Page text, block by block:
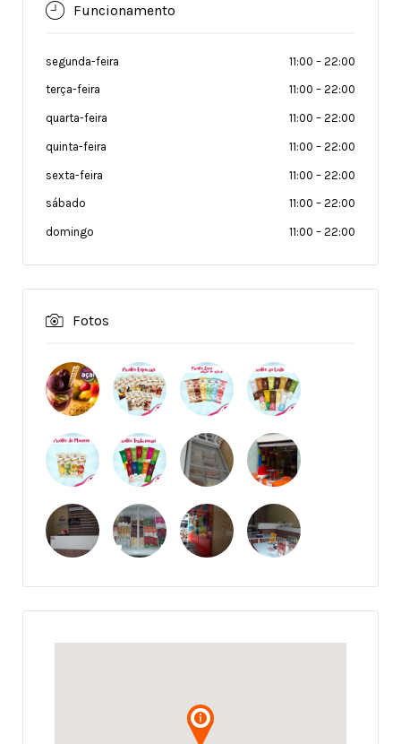
Funcionamento
segunda-feira 11:00 – 22:00
terça-feira 11:00 – 22:00
quarta-feira 11:00 – 22:00
quinta-feira 11:00 – 22:00
sexta-feira 11:00 – 22:00
sábado 11:00 – 22:00
domingo 11:00 – 22:00
Fotos